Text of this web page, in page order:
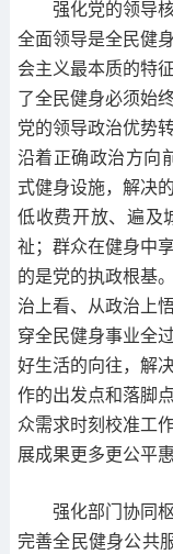
强化党的领导
全面领导是全民健
会主义最本质的特
了全民健身必须始
党的领导政治优势
沿着正确政治方向
式健身设施，解决
低收费开放、遍及
祉；群众在健身中
的是党的执政根基
治上看、从政治上
穿全民健身事业全
好生活的向往，解
作的出发点和落脚
众需求时刻校准工
展成果更多更公平
强化部门协同
完善全民健身公共